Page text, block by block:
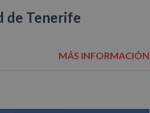
de Tenerife
MÁS INFORMACIÓN